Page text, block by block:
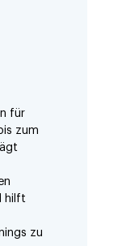
für
zum
hilft
zu